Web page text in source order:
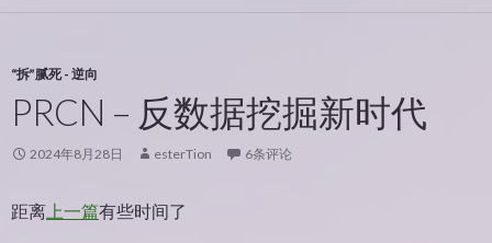
“拆”腻死 - 逆向
PRCN – 反数据挖掘新时代
2024年8月28日 esterTion 6条评论
距离 上一篇有些时间了